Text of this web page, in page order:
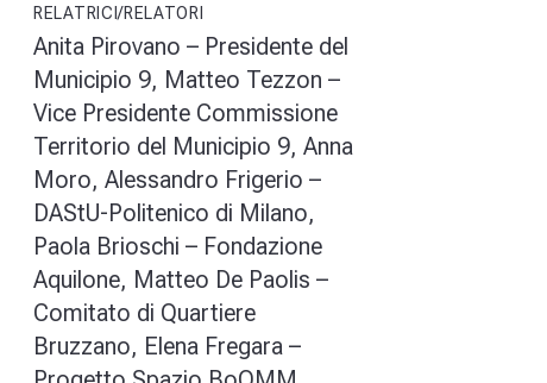
RELATRICI/RELATORI
Anita Pirovano – Presidente del
Municipio 9, Matteo Tezzon –
Vice Presidente Commissione
Territorio del Municipio 9, Anna
Moro, Alessandro Frigerio –
DAStU-Politenico di Milano,
Paola Brioschi – Fondazione
Aquilone, Matteo De Paolis –
Comitato di Quartiere
Bruzzano, Elena Fregara –